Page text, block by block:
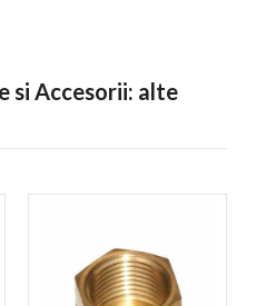
si Accesorii: alte